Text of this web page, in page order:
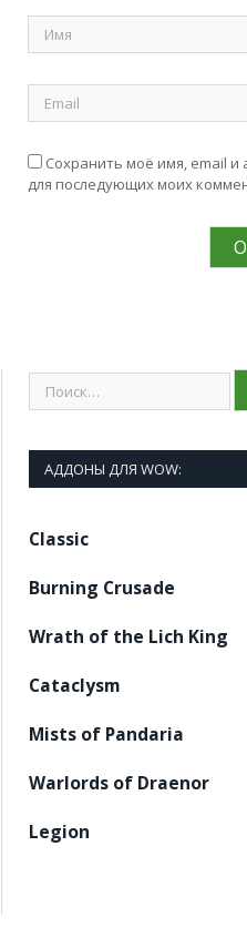
Сохранить моё имя, email и
для последующих моих
АДДОНЫ ДЛЯ WOW:
Classic
Burning Crusade
Wrath of the Lich King
Cataclysm
Mists of Pandaria
Warlords of Draenor
Legion